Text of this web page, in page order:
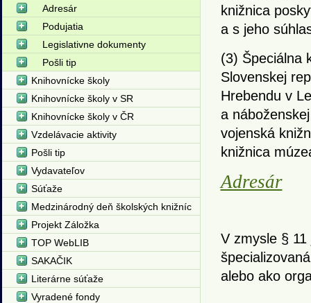
knižnica
a s jeho
(3) Špeciálna
Slovenskej
Hrebendu v
a
vojenská
knižnica
Adresár
V zmysle § 11
alebo ako
Adresár
Podujatia
Legislativne dokumenty
Pošli tip
Knihovnícke školy
Knihovnícke školy v SR
Knihovnícke školy v ČR
Vzdelávacie aktivity
Pošli tip
Vydavateľov
Súťaže
Medzinárodný deň školských knižníc
Projekt Záložka
TOP WebLIB
SAKAČIK
Literárne súťaže
Vyradené fondy